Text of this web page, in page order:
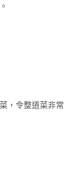
，令整道菜非常